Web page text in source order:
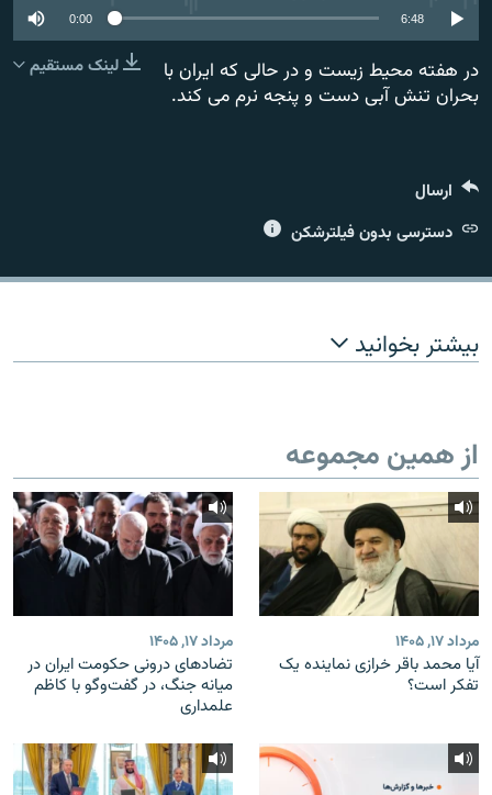
0:00 6:48
لینک مستقیم
در هفته محیط زیست و در حالی که ایران با
بحران تنش آبی دست و پنجه نرم می کند.
ارسال
دسترسی بدون فیلترشکن
بیشتر بخوانید
از همین مجموعه
مرداد ۱۷, ۱۴۰۵
آیا محمد باقر خرازی نماینده یک
تفکر است؟
مرداد ۱۷, ۱۴۰۵
تضادهای درونی حکومت ایران در
میانه جنگ، در گفت‌‌وگو با کاظم
علمداری